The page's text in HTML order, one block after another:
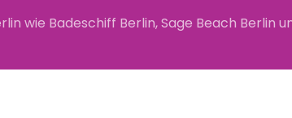
wie Badeschiff Berlin, Sage Beach